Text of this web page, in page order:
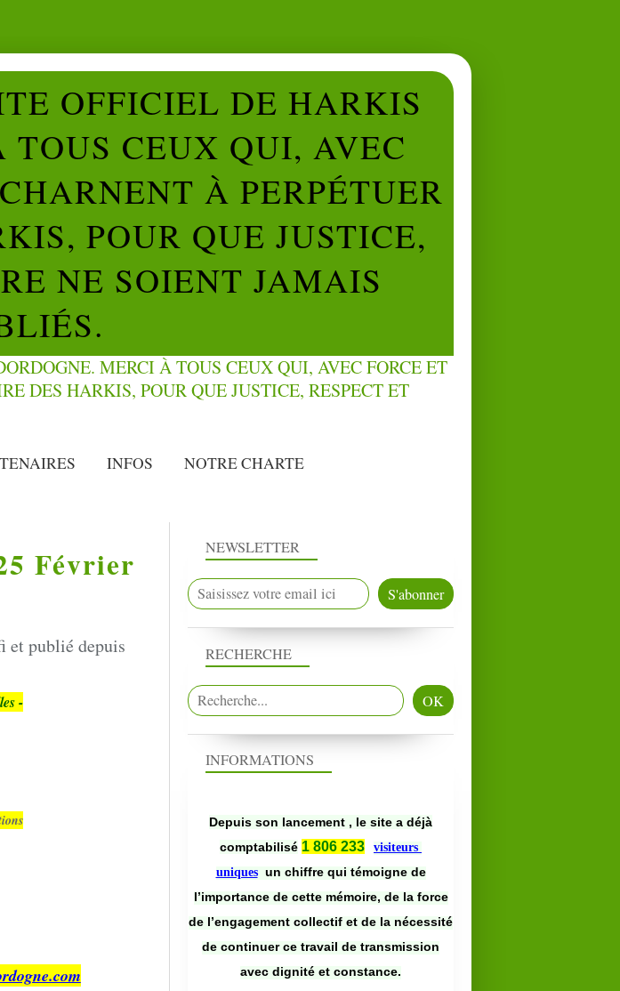
OFFICIEL DE HARKIS
CEUX QUI, AVEC
À PERPÉTUER
POUR QUE JUSTICE,
NE SOIENT JAMAIS
INFOS NOTRE CHARTE
Février
et publié depuis
-
NEWSLETTER
RECHERCHE
INFORMATIONS
Depuis son lancement , le site a déjà
comptabilisé 1 806 233
visiteurs
uniques un chiffre qui témoigne de
l’importance de cette mémoire, de la force
de l’engagement collectif et de la nécessité
de continuer ce travail de transmission
avec dignité et constance.